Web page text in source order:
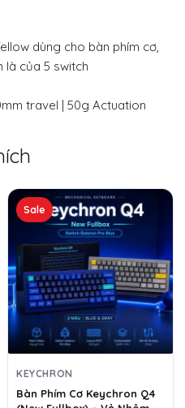
dùng cho bàn phím cơ,
là của 5 switch
travel | 50g Actuation
Sale
KEYCHRON
Bàn Phím Cơ Keychron Q4
Sản
phẩm
có
nhiều
biến
thể.
Các
tùy
chọn
có